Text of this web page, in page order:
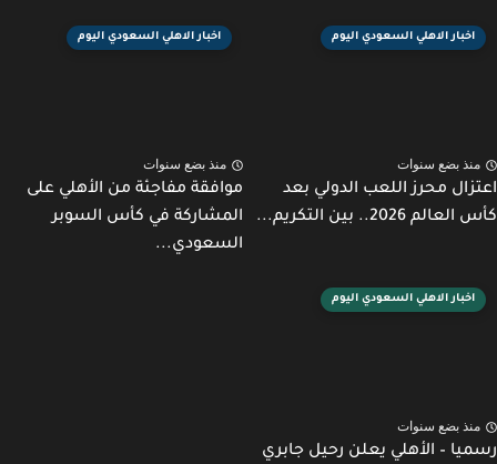
اخبار الاهلي السعودي اليوم
بضع سنوات
محرز اللعب الدولي بعد
2026.. بين التكريم...
اخبار الاهلي السعودي اليوم
منذ بضع سنوات
موافقة مفاجئة من الأهلي على
المشاركة في كأس السوبر
السعودي...
اخبار الاهلي السعودي اليوم
بضع سنوات
– الأهلي يعلن رحيل جابري